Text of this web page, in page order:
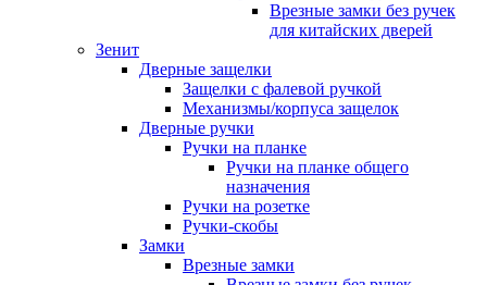
Врезные замки без ручек
для китайских дверей
Зенит
Дверные защелки
Защелки с фалевой ручкой
Механизмы/корпуса защелок
Дверные ручки
Ручки на планке
Ручки на планке общего
назначения
Ручки на розетке
Ручки-скобы
Замки
Врезные замки